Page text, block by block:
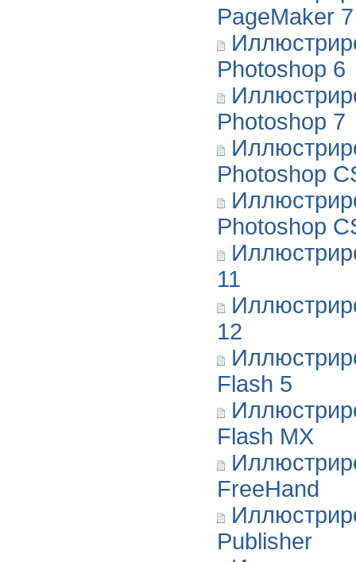
PageMaker 7
Photoshop 6
Photoshop 7
Photoshop
Photoshop
11
12
Flash 5
Flash MX
FreeHand
Publisher